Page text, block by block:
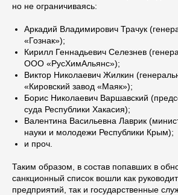
но не ограничиваясь:
Аркадий Владимирович Трачук
«Гознак»);
Кирилл Геннадьевич Селезнев
ООО «РусХимАльянс»);
Виктор Николаевич Жилкин
«Кировский завод «Маяк»);
Борис Николаевич Варшавский
суда Республики Хакасия);
Валентина Васильевна Лаврик
науки и молодежи Республики Крым);
и проч.
Таким образом, в состав попавших в
санкционный список вошли как
предприятий, так и государственные